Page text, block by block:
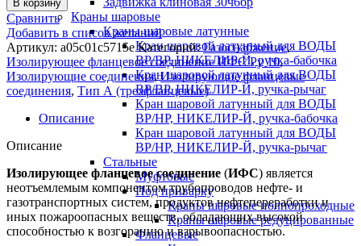
Краны шаровые
Краны шаровые латунные
Кран шаровой латунный для ВОДЫ
ВР/ВР, НИКЕЛИР-Й, ручка-бабочка
Кран шаровой латунный для ВОДЫ
ВР/ВР, НИКЕЛИР-Й, ручка-рычаг
Кран шаровой латунный для ВОДЫ
ВР/НР, НИКЕЛИР-Й, ручка-бабочка
Кран шаровой латунный для ВОДЫ
ВР/НР, НИКЕЛИР-Й, ручка-рычаг
Стальные
Муфтовые
Под приварку
Краны шаровые полнопроходные
Краны шаровые редуцированные
Фланцевые
В корзину
Сравнить
Добавить в список желаний
Артикул: a05c01c5715eКатегорий: Газоснабжение,
Изолирующее фланцевое соединение ИФС Ру 10,
Изолирующие соединения, Изолирующие фланцевые
соединения, Тип А (трехфланцевые)
Описание
Описание
Изолирующее фланцевое соединение (ИФС) является
неотъемлемым компонентом трубопроводов нефте- и
газотранспортных систем, продуктов нефтепереработки и
иных пожароопасных веществ, обладающих высокой
способностью к возгоранию и взрывоопасностью.